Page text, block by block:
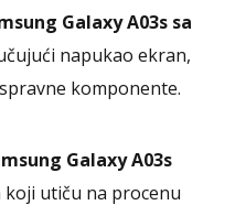
Galaxy A03s sa
napukao ekran,
komponente.
Galaxy A03s
utiču na procenu